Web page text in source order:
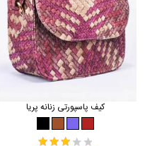
کیف پاسپورتی زنانه پریا